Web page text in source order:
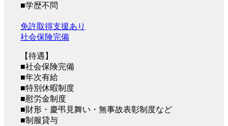
■学歴不問
免許取得支援あり
社会保険完備
【待遇】
■社会保険完備
■年次有給
■特別休暇制度
■慰労金制度
■財形・慶弔見舞い・無事故表彰制度など
■制服貸与